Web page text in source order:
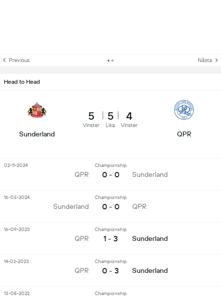
Previous Nästa
Head to Head
Sunderland
5
Vinster
5
Lika
4
Vinster
QPR
QPR
Championship
0 - 0 Sunderland
02-11-2024
Sunderland
Championship
0 - 0 QPR
16-03-2024
QPR
Championship
1 - 3 Sunderland
16-09-2023
QPR
Championship
0 - 3 Sunderland
14-02-2023
Championship
13-08-2022